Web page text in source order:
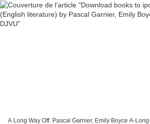
A Long Way Off. Pascal Garnier, Emily Boyce A-